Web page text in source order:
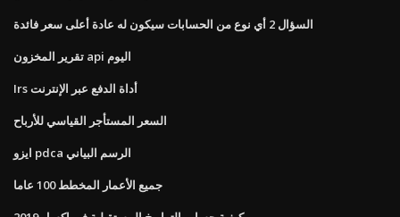
السؤال 2 أي نوع من الحسابات سيكون له عادة أعلى سعر فائدة
تقرير المخزون api اليوم
Irs أداة الدفع عبر الإنترنت
السعر المستأجر القياسي للأرباح
ايزو pdca الرسم البياني
جميع الأعمار المخطط 100 عاما